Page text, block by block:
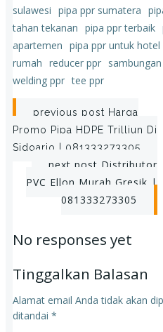
sulawesi pipa ppr sumatera
tahan tekanan pipa ppr terbaik
apartemen pipa ppr untuk hotel
rumah reducer ppr
welding ppr tee ppr
Post
navigation
previous post Harga
Promo Pipa HDPE Trilliun Di
Sidoarjo | 081333273305
Post
navigation
next post Distributor
PVC Ellon Murah Gresik |
081333273305
No responses yet
Tinggalkan Balasan
Alamat email Anda tidak akan
ditandai *